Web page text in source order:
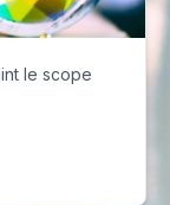
le scope